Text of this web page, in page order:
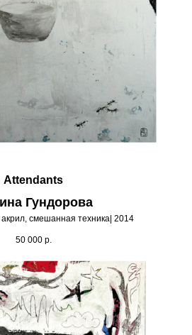
Attendants
Гундорова
акрил, смешанная техника| 2014
50 000 р.